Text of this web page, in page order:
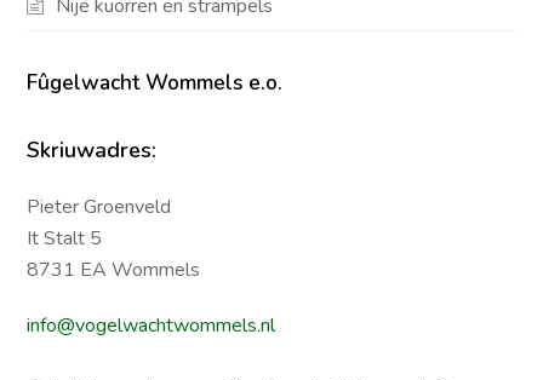
Nije kuorren en strampels
Fûgelwacht Wommels e.o.
Skriuwadres:
Pieter Groenveld
It Stalt 5
8731 EA Wommels
info@vogelwachtwommels.nl